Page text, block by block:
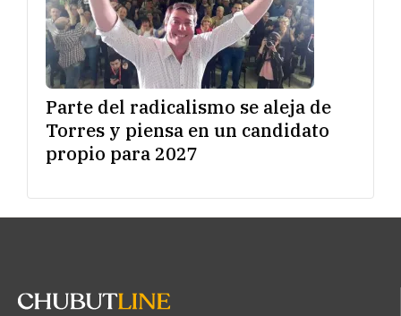
Parte del radicalismo se aleja de
Torres y piensa en un candidato
propio para 2027